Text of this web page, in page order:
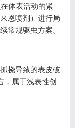
体表活动的紧
恩喷剂）进行局
常规驱虫方案。
挠导致的表皮破
，属于浅表性创